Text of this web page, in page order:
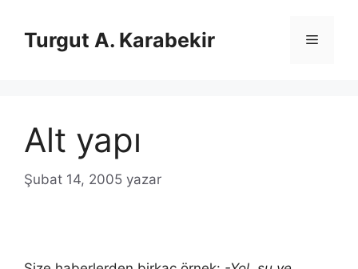
Turgut A. Karabekir Menü
Alt yapı
Şubat 14, 2005 yazar